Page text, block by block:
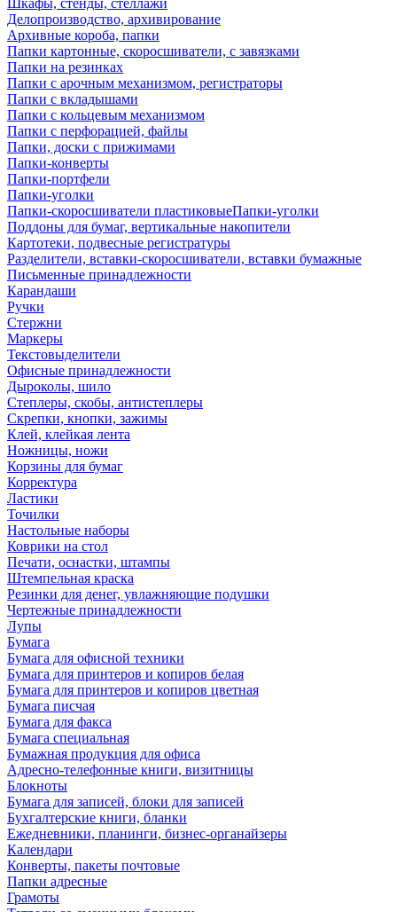
Шкафы, стенды, стеллажи
Делопроизводство, архивирование
Архивные короба, папки
Папки картонные, скоросшиватели, с завязками
Папки на резинках
Папки с арочным механизмом, регистраторы
Папки с вкладышами
Папки с кольцевым механизмом
Папки с перфорацией, файлы
Папки, доски с прижимами
Папки-конверты
Папки-портфели
Папки-уголки
Папки-скоросшиватели пластиковыеПапки-уголки
Поддоны для бумаг, вертикальные накопители
Картотеки, подвесные регистратуры
Разделители, вставки-скоросшиватели, вставки бумажные
Письменные принадлежности
Карандаши
Ручки
Стержни
Маркеры
Текстовыделители
Офисные принадлежности
Дыроколы, шило
Степлеры, скобы, антистеплеры
Скрепки, кнопки, зажимы
Клей, клейкая лента
Ножницы, ножи
Корзины для бумаг
Корректура
Ластики
Точилки
Настольные наборы
Коврики на стол
Печати, оснастки, штампы
Штемпельная краска
Резинки для денег, увлажняющие подушки
Чертежные принадлежности
Лупы
Бумага
Бумага для офисной техники
Бумага для принтеров и копиров белая
Бумага для принтеров и копиров цветная
Бумага писчая
Бумага для факса
Бумага специальная
Бумажная продукция для офиса
Адресно-телефонные книги, визитницы
Блокноты
Бумага для записей, блоки для записей
Бухгалтерские книги, бланки
Ежедневники, планинги, бизнес-органайзеры
Календари
Конверты, пакеты почтовые
Папки адресные
Грамоты